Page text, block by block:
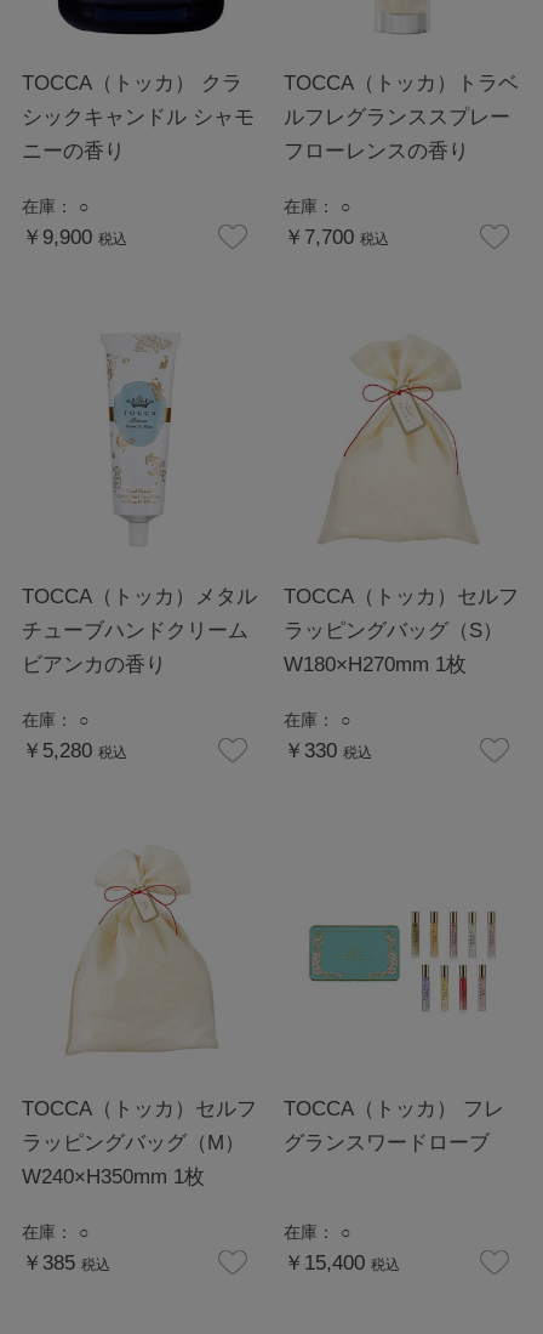
TOCCA（トッカ） クラ
シックキャンドル シャモ
ニーの香り
在庫： ○
￥9,900 税込
TOCCA（トッカ）トラベ
ルフレグランススプレー
フローレンスの香り
在庫： ○
￥7,700 税込
TOCCA（トッカ）メタル
チューブハンドクリーム
ビアンカの香り
在庫： ○
￥5,280 税込
TOCCA（トッカ）セルフ
ラッピングバッグ（S）
W180×H270mm 1枚
在庫： ○
￥330 税込
TOCCA（トッカ）セルフ
ラッピングバッグ（M）
W240×H350mm 1枚
在庫： ○
￥385 税込
TOCCA（トッカ） フレ
グランスワードローブ
在庫： ○
￥15,400 税込